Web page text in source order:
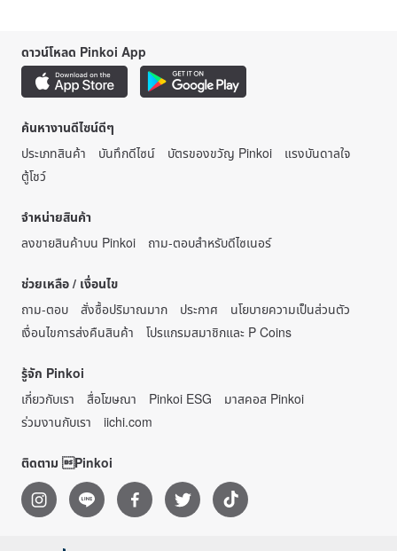
ดาวน์โหลด Pinkoi App
ค้นหางานดีไซน์ดีๆ
ประเภทสินค้า
บันทึกดีไซน์ บัตรของขวัญ Pinkoi
แรงบันดาลใจ
ตู้โชว์
จำหน่ายสินค้า
ลงขายสินค้าบน Pinkoi
ถาม-ตอบสำหรับดีไซเนอร์
ช่วยเหลือ / เงื่อนไข
ถาม-ตอบ
สั่งซื้อปริมาณมาก ประกาศ
นโยบายความเป็นส่วนตัว
เงื่อนไขการส่งคืนสินค้า
โปรแกรมสมาชิกและ P Coins
รู้จัก Pinkoi
เกี่ยวกับเรา
สื่อโฆษณา Pinkoi ESG
มาสคอส Pinkoi
ร่วมงานกับเรา
iichi.com
ติดตาม Pinkoi